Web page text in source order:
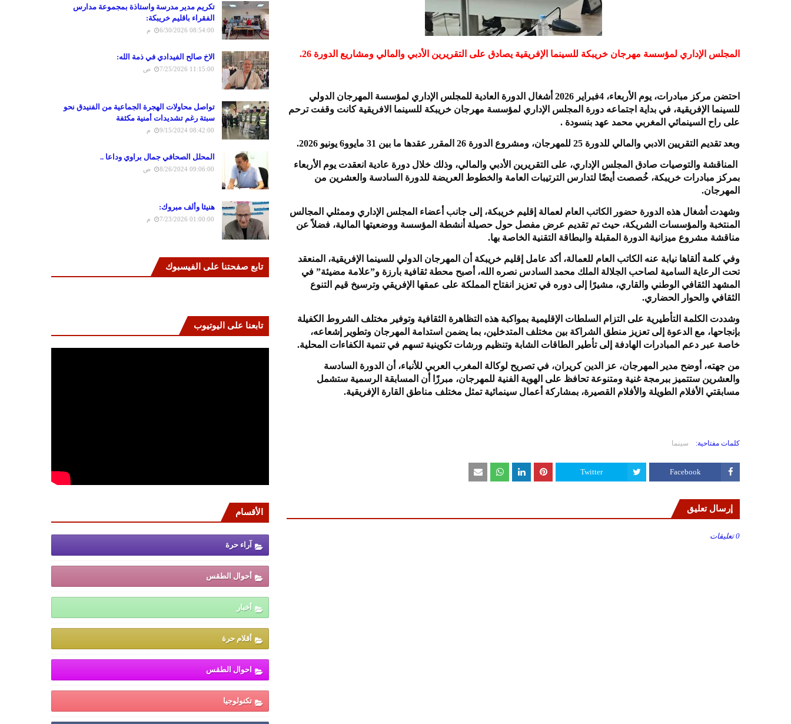
المجلس الإداري لمؤسسة مهرجان خريبكة للسينما الإفريقية يصادق على التقريرين الأدبي والمالي ومشاريع الدورة 26.
احتضن مركز مبادرات، يوم الأربعاء، 4فبراير 2026 أشغال الدورة العادية للمجلس الإداري لمؤسسة المهرجان الدولي
للسينما الإفريقية، في بداية اجتماعه دورة المجلس الإداري لمؤسسة مهرجان خريبكة للسينما الافريقية كانت وقفت ترحم
على راح السينمائي المغربي محمد عهد بنسودة .
وبعد تقديم التقريين الادبي والمالي للدورة 25 للمهرجان، ومشروع الدورة 26 المقرر عقدها ما بين 31 مايوو6 يونيو 2026.
المناقشة والتوصيات صادق المجلس الإداري، على التقريرين الأدبي والمالي، وذلك خلال دورة عادية انعقدت يوم الأربعاء
بمركز مبادرات خريبكة، خُصصت أيضًا لتدارس الترتيبات العامة والخطوط العريضة للدورة السادسة والعشرين من
المهرجان.
وشهدت أشغال هذه الدورة حضور الكاتب العام لعمالة إقليم خريبكة، إلى جانب أعضاء المجلس الإداري وممثلي المجالس
المنتخبة والمؤسسات الشريكة، حيث تم تقديم عرض مفصل حول حصيلة أنشطة المؤسسة ووضعيتها المالية، فضلاً عن
مناقشة مشروع ميزانية الدورة المقبلة والبطاقة التقنية الخاصة بها.
وفي كلمة ألقاها نيابة عنه الكاتب العام للعمالة، أكد عامل إقليم خريبكة أن المهرجان الدولي للسينما الإفريقية، المنعقد
تحت الرعاية السامية لصاحب الجلالة الملك محمد السادس نصره الله، أصبح محطة ثقافية بارزة و”علامة مضيئة” في
المشهد الثقافي الوطني والقاري، مشيرًا إلى دوره في تعزيز انفتاح المملكة على عمقها الإفريقي وترسيخ قيم التنوع
الثقافي والحوار الحضاري.
وشددت الكلمة التأطيرية على التزام السلطات الإقليمية بمواكبة هذه التظاهرة الثقافية وتوفير مختلف الشروط الكفيلة
بإنجاحها، مع الدعوة إلى تعزيز منطق الشراكة بين مختلف المتدخلين، بما يضمن استدامة المهرجان وتطوير إشعاعه،
خاصة عبر دعم المبادرات الهادفة إلى تأطير الطاقات الشابة وتنظيم ورشات تكوينية تسهم في تنمية الكفاءات المحلية.
من جهته، أوضح مدير المهرجان، عز الدين كريران، في تصريح لوكالة المغرب العربي للأنباء، أن الدورة السادسة
والعشرين ستتميز ببرمجة غنية ومتنوعة تحافظ على الهوية الفنية للمهرجان، مبرزًا أن المسابقة الرسمية ستشمل
مسابقتي الأفلام الطويلة والأفلام القصيرة، بمشاركة أعمال سينمائية تمثل مختلف مناطق القارة الإفريقية.
كلمات مفتاحية: سينما
Facebook
Twitter
إرسال تعليق
0 تعليقات
تكريم مدير مدرسة واستاذة بمجموعة مدارس
الفقراء باقليم خريبكة:
6/30/2026 08:54:00 م
الاخ صالح الفيدادي في ذمة الله:
7/25/2026 11:15:00 ص
تواصل محاولات الهجرة الجماعية من الفنيدق نحو
سبتة رغم تشديدات أمنية مكثفة
9/15/2024 08:42:00 م
المحلل الصحافي جمال براوي وداعا ..
8/26/2024 09:06:00 ص
هنيئا وألف مبروك:
7/23/2026 01:00:00 م
تابع صفحتنا على الفيسبوك
تابعنا على اليوتيوب
الأقسام
آراء حرة
أحوال الطقس
أخبار
أقلام حرة
احوال الطقس
تكنولوجيا